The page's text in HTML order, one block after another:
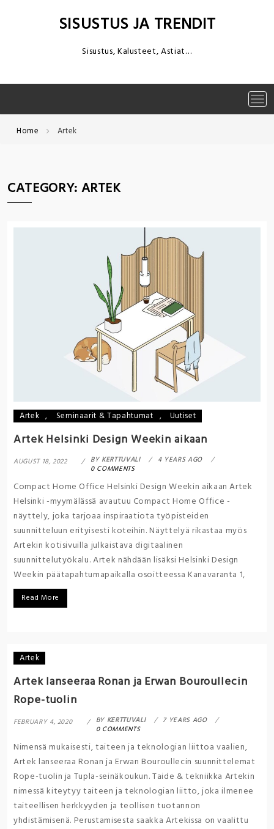
SISUSTUS JA TRENDIT
Sisustus, Kalusteet, Astiat…
Home Artek
CATEGORY: ARTEK
Artek , Seminaarit & Tapahtumat , Uutiset
Artek Helsinki Design Weekin aikaan
AUGUST 18, 2022 BY KERTTUVALI
4 YEARS AGO
0 COMMENTS
Compact Home Office Helsinki Design Weekin aikaan Artek
Helsinki -myymälässä avautuu Compact Home Office -
näyttely, joka tarjoaa inspiraatiota työpisteiden
suunnitteluun erityisesti koteihin. Näyttelyä rikastaa myös
Artekin kotisivuilla julkaistava digitaalinen
suunnittelutyökalu. Artek nähdään lisäksi Helsinki Design
Weekin päätapahtumapaikalla osoitteessa Kanavaranta 1,
Read More
Artek
Artek lanseeraa Ronan ja Erwan Bouroullecin
Rope-tuolin
FEBRUARY 4, 2020 BY KERTTUVALI
7 YEARS AGO
0 COMMENTS
Nimensä mukaisesti, taiteen ja teknologian liittoa vaalien,
Artek lanseeraa Ronan ja Erwan Bouroullecin suunnittelemat
Rope-tuolin ja Tupla-seinäkoukun. Taide & tekniikka Artekin
nimessä kiteytyy taiteen ja teknologian liitto, joka ilmenee
taiteellisen herkkyyden ja teollisen tuotannon
yhdistämisenä. Perustamisesta saakka Artekissa on vaalittu